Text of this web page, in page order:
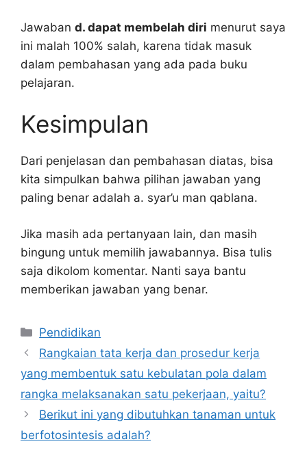
Jawaban d. dapat membelah diri menurut saya
ini malah 100% salah, karena tidak masuk
dalam pembahasan yang ada pada buku
pelajaran.
Kesimpulan
Dari penjelasan dan pembahasan diatas, bisa
kita simpulkan bahwa pilihan jawaban yang
paling benar adalah a. syar’u man qablana.
Jika masih ada pertanyaan lain, dan masih
bingung untuk memilih jawabannya. Bisa tulis
saja dikolom komentar. Nanti saya bantu
memberikan jawaban yang benar.
Kategori
Pendidikan
Rangkaian tata kerja dan prosedur kerja
yang membentuk satu kebulatan pola dalam
rangka melaksanakan satu pekerjaan, yaitu?
Berikut ini yang dibutuhkan tanaman untuk
berfotosintesis adalah?